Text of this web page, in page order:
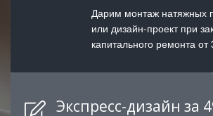
Дарим монтаж натяжных
или дизайн-проект при
капитального ремонта от
Экспресс-дизайн за